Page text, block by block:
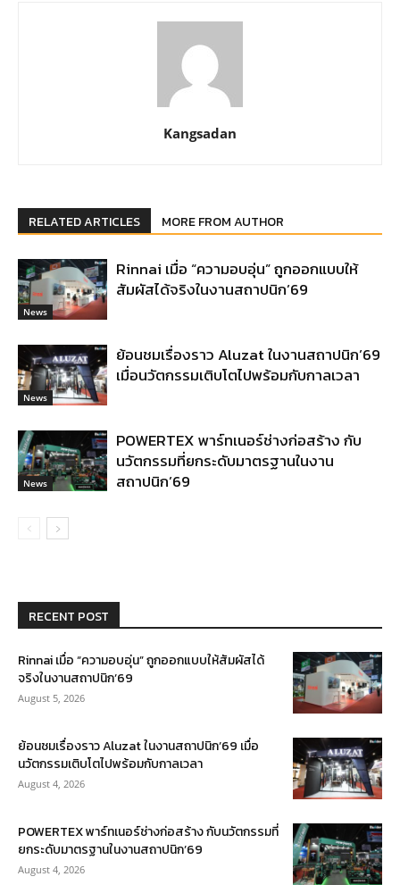
Kangsadan
RELATED ARTICLES MORE FROM AUTHOR
News
Rinnai เมื่อ “ความอบอุ่น” ถูกออกแบบให้
สัมผัสได้จริงในงานสถาปนิก’69
News
ย้อนชมเรื่องราว Aluzat ในงานสถาปนิก’69
เมื่อนวัตกรรมเติบโตไปพร้อมกับกาลเวลา
News
POWERTEX พาร์ทเนอร์ช่างก่อสร้าง กับ
นวัตกรรมที่ยกระดับมาตรฐานในงาน
สถาปนิก’69
RECENT POST
Rinnai เมื่อ “ความอบอุ่น” ถูกออกแบบให้สัมผัสได้
จริงในงานสถาปนิก’69
August 5, 2026
ย้อนชมเรื่องราว Aluzat ในงานสถาปนิก’69 เมื่อ
นวัตกรรมเติบโตไปพร้อมกับกาลเวลา
August 4, 2026
POWERTEX พาร์ทเนอร์ช่างก่อสร้าง กับนวัตกรรมที่
ยกระดับมาตรฐานในงานสถาปนิก’69
August 4, 2026